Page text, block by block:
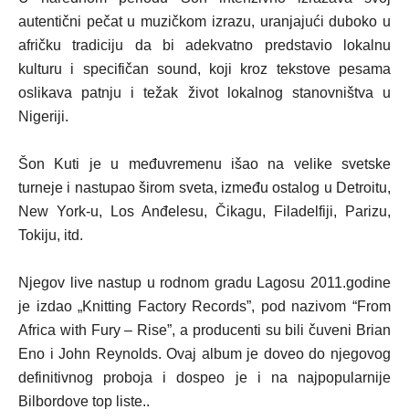
autentični pečat u muzičkom izrazu, uranjajući duboko u
afričku tradiciju da bi adekvatno predstavio lokalnu
kulturu i specifičan sound, koji kroz tekstove pesama
oslikava patnju i težak život lokalnog stanovništva u
Nigeriji.
Šon Kuti je u međuvremenu išao na velike svetske
turneje i nastupao širom sveta, između ostalog u Detroitu,
New York-u, Los Anđelesu, Čikagu, Filadelfiji, Parizu,
Tokiju, itd.
Njegov live nastup u rodnom gradu Lagosu 2011.godine
je izdao „Knitting Factory Records”, pod nazivom “From
Africa with Fury – Rise”, a producenti su bili čuveni Brian
Eno i John Reynolds. Ovaj album je doveo do njegovog
definitivnog proboja i dospeo je i na najpopularnije
Bilbordove top liste..